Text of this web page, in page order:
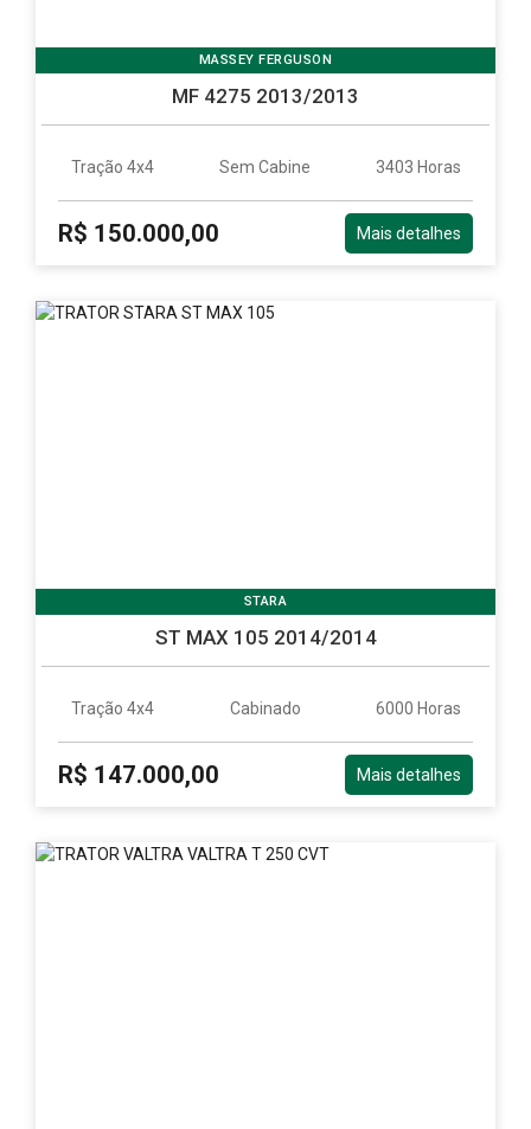
MASSEY FERGUSON
MF 4275 2013/2013
Tração 4x4 Sem Cabine 3403 Horas
R$ 150.000,00 Mais detalhes
STARA
ST MAX 105 2014/2014
Tração 4x4 Cabinado 6000 Horas
R$ 147.000,00 Mais detalhes